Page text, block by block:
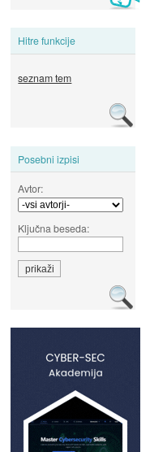
Hitre funkcije
seznam tem
Posebni izpisi
Avtor:
Ključna beseda: